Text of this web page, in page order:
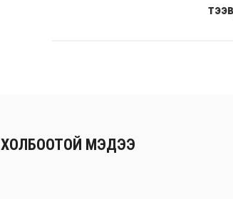
ХОЛБООТОЙ МЭДЭЭ